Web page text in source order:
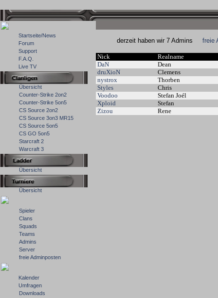
Startseite/News
Forum
Support
F.A.Q.
Live TV
Übersicht
Counter-Strike 2on2
Counter-Strike 5on5
CS Source 2on2
CS Source 3on3 MR15
CS Source 5on5
CS GO 5on5
Starcraft 2
Warcraft 3
Übersicht
Übersicht
Spieler
Clans
Squads
Teams
Admins
Server
freie Adminposten
Kalender
Umfragen
Downloads
derzeit haben wir 7 Admins freie
Nick
Realname
DaN
Dean
druXioN
Clemens
nystrox
Thorben
Styles
Chris
Voodoo
Stefan Joél
Xploid
Stefan
Zizou
Rene